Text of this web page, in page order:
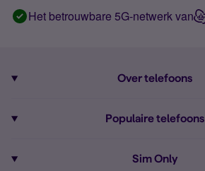
Het betrouwbare 5G-netwerk van
Over telefoons
Alle telefoons
Populaire telefoons
Sim Only